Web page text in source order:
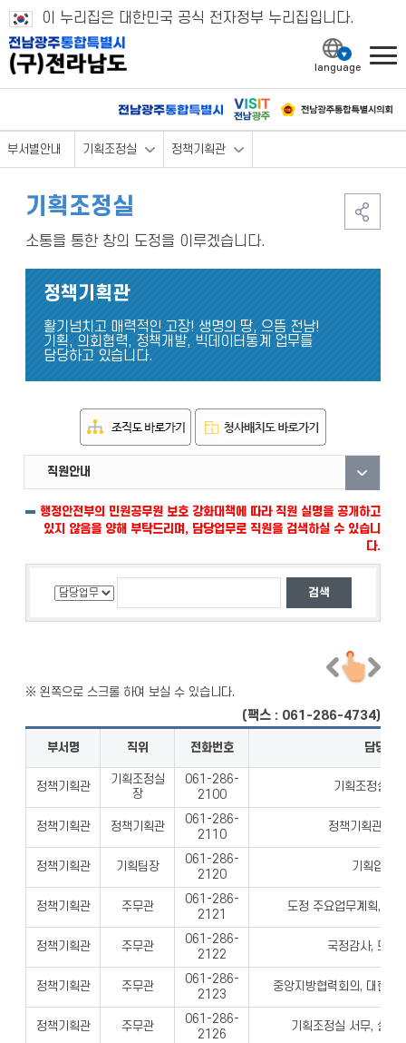
이 누리집은 대한민국 공식 전자정부 누리집입니다.
부서별안내 기획조정실 정책기획관
기획조정실
소통을 통한 창의 도정을 이루겠습니다.
정책기획관
활기넘치고 매력적인 고장! 생명의 땅, 으뜸 전남!
기획, 의회협력, 정책개발, 빅데이터통계 업무를
담당하고 있습니다.
직원안내
부서안내
자료실
행정안전부의 민원공무원 보호 강화대책에 따라 직원 실명을 공개하고
있지 않음을 양해 부탁드리며, 담당업무로 직원을 검색하실 수 있습니
다.
(팩스 : 061-286-4734)
부서명 직위 전화번호 담당업
정책기획관
기획조정실
장
061-286-
2100
기획조정실 업
정책기획관 정책기획관
061-286-
2110
정책기획관실
정책기획관 기획팀장
061-286-
2120
기획업무
정책기획관 주무관
061-286-
2121
도정 주요업무계획, 대
정책기획관 주무관
061-286-
2122
국정감사, 도의
정책기획관 주무관
061-286-
2123
중앙지방협력회의, 대한민
정책기획관 주무관
061-286-
2126
기획조정실 서무, 실국